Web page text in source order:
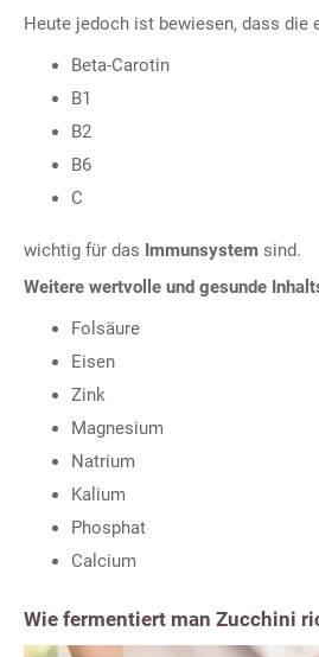
Heute jedoch ist bewiesen, dass die
Beta-Carotin
B1
B2
B6
C
wichtig für das Immunsystem sind.
Weitere wertvolle und gesunde
Folsäure
Eisen
Zink
Magnesium
Natrium
Kalium
Phosphat
Calcium
Wie fermentiert man Zucchini